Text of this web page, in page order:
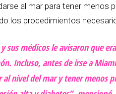
al mar para tener menos
los procedimientos
sus médicos le avisaron que
Incluso, antes de irse a
nivel del mar y tener menos